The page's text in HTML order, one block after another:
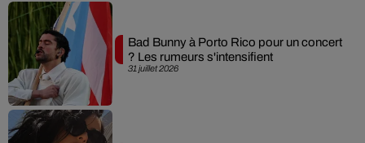
31 juillet 2026
Bad Bunny à Porto Rico pour un concert
? Les rumeurs s'intensifient